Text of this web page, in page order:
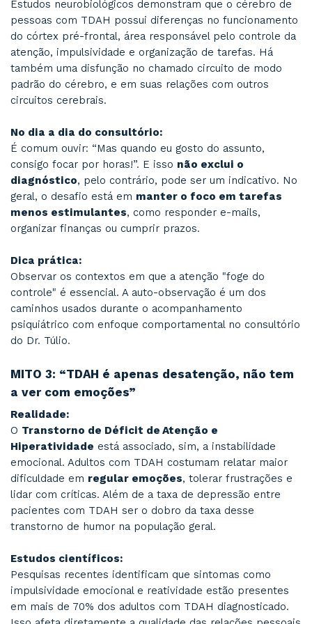
Falta de foco em reuniões e leituras;
Dificuldade em seguir uma rotina;
Sensação de “mente acelerada”;
Tomada de decisões impulsiva.
MITO 2: “Se a pessoa consegue se
em algo que gosta, não tem TDAH”
Realidade:
OTDAHnão é uma ausência total de atenção,
umadisfunção na regulação da atenção
com o transtorno conseguem, sim, se
intensamente em atividades que despertam
fenômeno conhecido pelo polêmico termo
problema do TDAH está em uma disfunção do
direcionamento eficaz da atenção do que em
atenção globalmente reduzida.
O que a ciência mostra:
Estudos neurobiológicos demonstram que o
pessoas com TDAH possui diferenças no
do córtex pré-frontal, área responsável pelo
atenção, impulsividade e organização de
também uma disfunção no chamado circuito
padrão do cérebro, e em suas relações com
circuitos cerebrais.
No dia a dia do consultório:
É comum ouvir: “Mas quando eu gosto do
consigo focar por horas!”. E issonão exclui o
diagnóstico
, pelo contrário, pode ser um